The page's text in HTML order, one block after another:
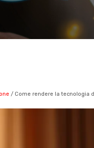
/ Come rendere la tecnologia